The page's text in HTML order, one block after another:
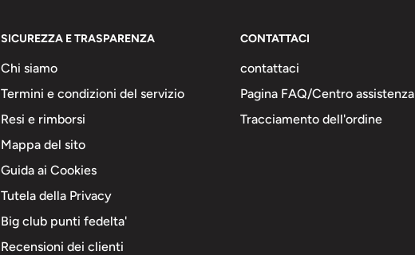
SICUREZZA E TRASPARENZA
Chi siamo
Termini e condizioni del servizio
Resi e rimborsi
Mappa del sito
Guida ai Cookies
Tutela della Privacy
Big club punti fedelta'
Recensioni dei clienti
CONTATTACI
contattaci
Pagina FAQ/Centro assistenza
Tracciamento dell'ordine